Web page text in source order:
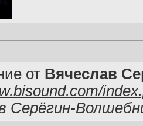
от Вячеслав
Серёгин-